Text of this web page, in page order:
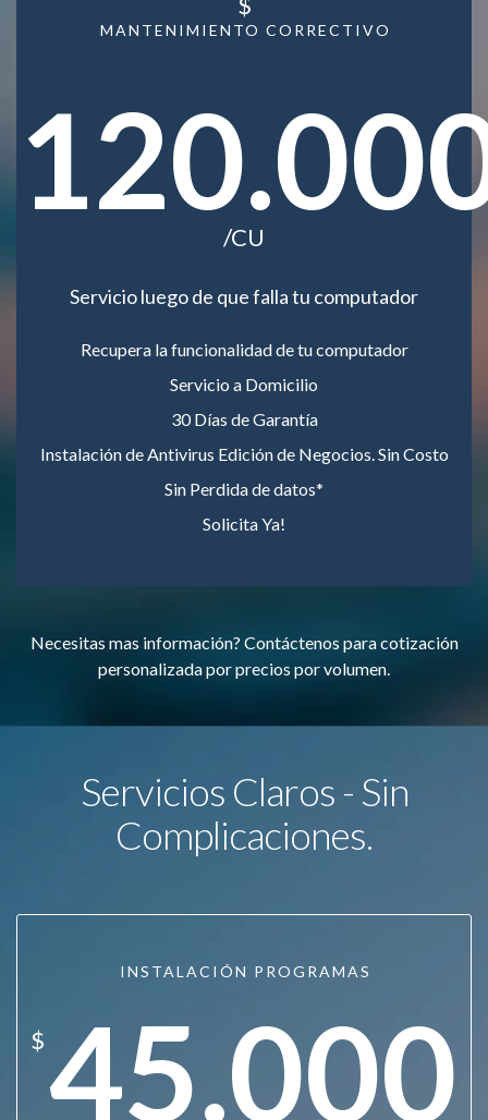
MANTENIMIENTO CORRECTIVO
/CU
Servicio luego de que falla tu computador
Recupera la funcionalidad de tu computador
Servicio a Domicilio
30 Días de Garantía
Instalación de Antivirus Edición de Negocios. Sin Costo
Sin Perdida de datos*
Solicita Ya!
Necesitas mas información? Contáctenos para cotización
personalizada por precios por volumen.
Servicios Claros - Sin
Complicaciones.
INSTALACIÓN PROGRAMAS
$45.000